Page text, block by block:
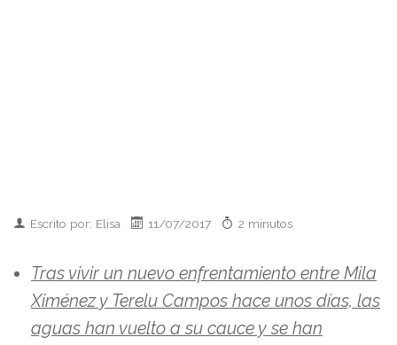
Escrito por: Elisa 11/07/2017 2 minutos
Tras vivir un nuevo enfrentamiento entre Mila
Ximénez y Terelu Campos hace unos días, las
aguas han vuelto a su cauce y se han